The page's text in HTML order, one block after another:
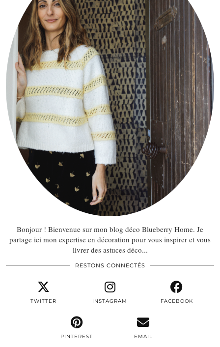
Bonjour ! Bienvenue sur mon blog déco Blueberry Home. Je
partage ici mon expertise en décoration pour vous inspirer et vous
livrer des astuces déco...
RESTONS CONNECTÉS
TWITTER INSTAGRAM FACEBOOK
PINTEREST EMAIL